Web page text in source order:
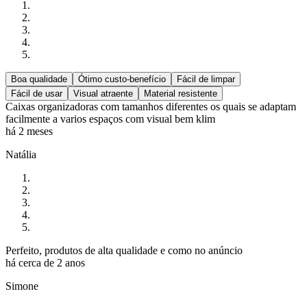
Boa qualidade Ótimo custo-benefício
Fácil de limpar
Fácil de usar
Visual atraente Material resistente
Caixas organizadoras com tamanhos diferentes os quais se adaptam
facilmente a varios espaços com visual bem klim
há 2 meses
Natália
Perfeito, produtos de alta qualidade e como no anúncio
há cerca de 2 anos
Simone